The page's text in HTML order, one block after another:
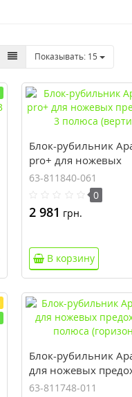
Показывать: 15
Блок-рубильник
pro+ для ножевых
предохранителей, 3
(вертикальный)
63-811840-061
0
2 981 грн.
В корзину
Блок-рубильник
для ножевых
полюса
63-811748-011